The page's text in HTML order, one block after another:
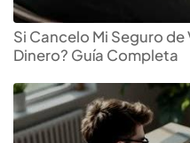
Si Cancelo Mi Seguro de
Dinero? Guía Completa